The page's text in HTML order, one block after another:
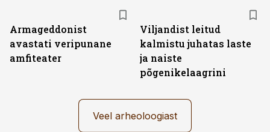
Armageddonist
avastati veripunane
amfiteater
Viljandist leitud
kalmistu juhatas laste
ja naiste
põgenikelaagrini
Veel arheoloogiast